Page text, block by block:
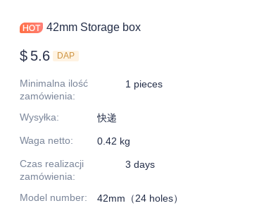
42mm Storage box
$ 5.6 DAP
Minimalna ilość
zamówienia:
1 pieces
Wysyłka:
快递
Waga netto:
0.42 kg
Czas realizacji
zamówienia:
3 days
Model number:
42mm（24 holes）